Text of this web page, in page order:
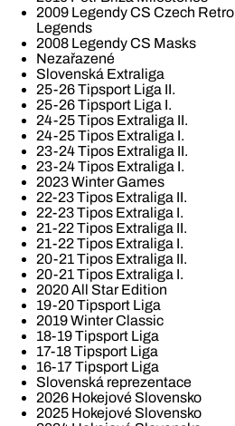
2009 Legendy CS Czech Retro
Legends
2008 Legendy CS Masks
Nezařazené
Slovenská Extraliga
25-26 Tipsport Liga II.
25-26 Tipsport Liga I.
24-25 Tipos Extraliga II.
24-25 Tipos Extraliga I.
23-24 Tipos Extraliga II.
23-24 Tipos Extraliga I.
2023 Winter Games
22-23 Tipos Extraliga II.
22-23 Tipos Extraliga I.
21-22 Tipos Extraliga II.
21-22 Tipos Extraliga I.
20-21 Tipos Extraliga II.
20-21 Tipos Extraliga I.
2020 All Star Edition
19-20 Tipsport Liga
2019 Winter Classic
18-19 Tipsport Liga
17-18 Tipsport Liga
16-17 Tipsport Liga
Slovenská reprezentace
2026 Hokejové Slovensko
2025 Hokejové Slovensko